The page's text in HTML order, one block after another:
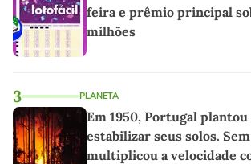
feira e prêmio principal
milhões
3 PLANETA
Em 1950, Portugal
estabilizar seus solos.
multiplicou a velocidade